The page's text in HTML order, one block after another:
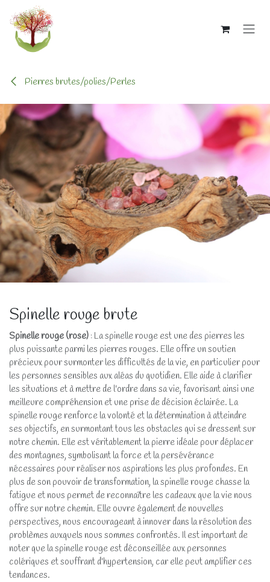
Se rendre au contenu
Pierres brutes/polies/Perles
Spinelle rouge brute
Spinelle rouge (rose) : La spinelle rouge est une des pierres les
plus puissante parmi les pierres rouges. Elle offre un soutien
précieux pour surmonter les difficultés de la vie, en particulier pour
les personnes sensibles aux aléas du quotidien. Elle aide à clarifier
les situations et à mettre de l'ordre dans sa vie, favorisant ainsi une
meilleure compréhension et une prise de décision éclairée. La
spinelle rouge renforce la volonté et la détermination à atteindre
ses objectifs, en surmontant tous les obstacles qui se dressent sur
notre chemin. Elle est véritablement la pierre idéale pour déplacer
des montagnes, symbolisant la force et la persévérance
nécessaires pour réaliser nos aspirations les plus profondes. En
plus de son pouvoir de transformation, la spinelle rouge chasse la
fatigue et nous permet de reconnaître les cadeaux que la vie nous
offre sur notre chemin. Elle ouvre également de nouvelles
perspectives, nous encourageant à innover dans la résolution des
problèmes auxquels nous sommes confrontés. Il est important de
noter que la spinelle rouge est déconseillée aux personnes
colériques et souffrant d'hypertension, car elle peut amplifier ces
tendances.